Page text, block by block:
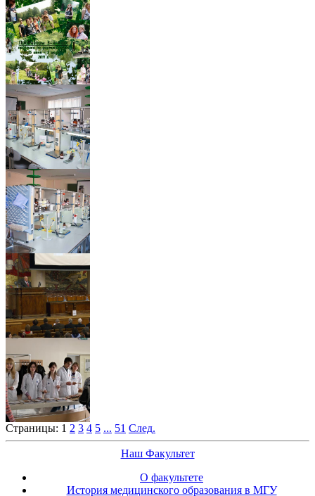
Страницы: 1 2 3 4 5 ... 51 След.
Наш Факультет
О факультете
История медицинского образования в МГУ